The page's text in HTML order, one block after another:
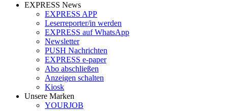
EXPRESS News
EXPRESS APP
Leserreporter/in werden
EXPRESS auf WhatsApp
Newsletter
PUSH Nachrichten
EXPRESS e-paper
Abo abschließen
Anzeigen schalten
Kiosk
Unsere Marken
YOURJOB